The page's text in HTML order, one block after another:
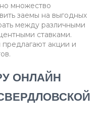
множество
заемы на выгодных
между различными
ставками.
акции и
ОНЛАЙН